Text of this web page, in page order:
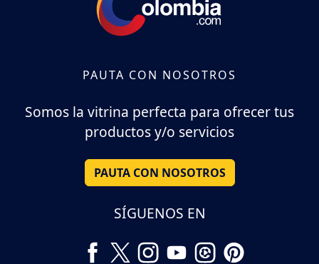
PAUTA CON NOSOTROS
Somos la vitrina perfecta para ofrecer tus
productos y/o servicios
PAUTA CON NOSOTROS
SÍGUENOS EN